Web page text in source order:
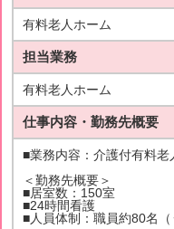
有料老人ホーム
担当業務
有料老人ホーム
仕事内容・勤務先概要
■業務内容：介護付有料
＜勤務先概要＞
■居室数：150室
■24時間看護
■人員体制：職員約80名（